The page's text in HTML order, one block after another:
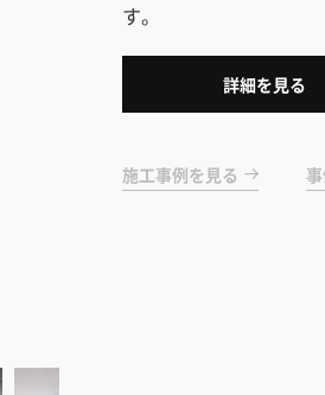
す。
詳細を見る
施工事例を見る